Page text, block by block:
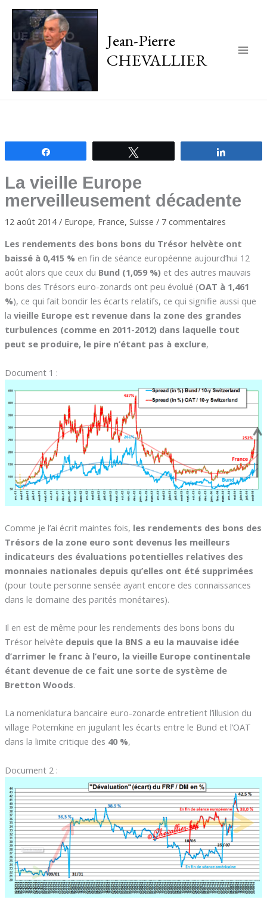
Jean-Pierre
CHEVALLIER
La vieille Europe
merveilleusement décadente
12 août 2014/ Europe, France, Suisse / 7 commentaires
Les rendements des bons bons du Trésor helvète ont
baissé à 0,415 % en fin de séance européenne aujourd’hui 12
août alors que ceux du Bund (1,059 %)et des autres mauvais
bons des Trésors euro-zonards ont peu évolué (OAT à 1,461
%), ce qui fait bondir les écarts relatifs, ce qui signifie aussi que
la vieille Europe est revenue dans la zone des grandes
turbulences (comme en 2011-2012) dans laquelle tout
peut se produire, le pire n’étant pas à exclure,
Document 1 :
Comme je l’ai écrit maintes fois, les rendements des bons des
Trésors de la zone euro sont devenus les meilleurs
indicateurs des évaluations potentielles relatives des
monnaies nationales depuis qu’elles ont été supprimées
(pour toute personne sensée ayant encore des connaissances
dans le domaine des parités monétaires).
Il en est de même pour les rendements des bons bons du
Trésor helvète depuis que la BNS a eu la mauvaise idée
d’arrimer le franc à l’euro, la vieille Europe continentale
étant devenue de ce fait une sorte de système de
Bretton Woods.
La nomenklatura bancaire euro-zonarde entretient l’illusion du
village Potemkine en jugulant les écarts entre le Bund et l’OAT
dans la limite critique des 40 %,
Document 2 :